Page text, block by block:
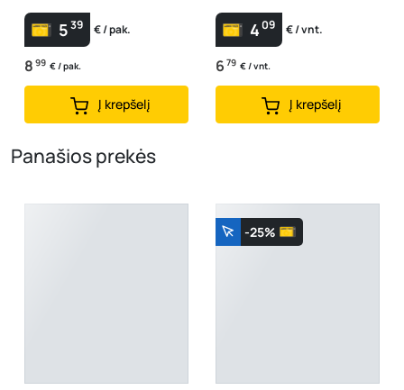
539 € / pak.
8 99 € / pak.
Į krepšelį
409 € / vnt.
6 79 € / vnt.
Į krepšelį
Panašios prekės
-25%